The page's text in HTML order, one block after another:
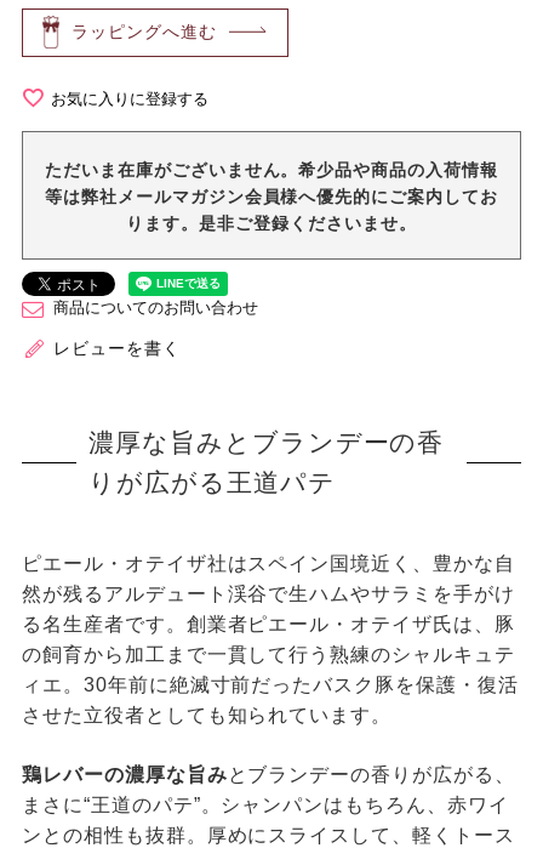
ラッピングへ進む
お気に入りに登録する
ただいま在庫がございません。希少品や商品の入荷情報
等は弊社メールマガジン会員様へ優先的にご案内してお
ります。是非ご登録くださいませ。
商品についてのお問い合わせ
レビューを書く
濃厚な旨みとブランデーの香
りが広がる王道パテ
ピエール・オテイザ社はスペイン国境近く、豊かな自
然が残るアルデュート渓谷で生ハムやサラミを手がけ
る名生産者です。創業者ピエール・オテイザ氏は、豚
の飼育から加工まで一貫して行う熟練のシャルキュテ
ィエ。30年前に絶滅寸前だったバスク豚を保護・復活
させた立役者としても知られています。
鶏レバーの濃厚な旨みとブランデーの香りが広がる、
まさに“王道のパテ”。シャンパンはもちろん、赤ワイ
ンとの相性も抜群。厚めにスライスして、軽くトース